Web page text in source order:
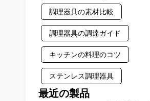
調理器具の素材比較
調理器具の調達ガイド
キッチンの料理のコツ
ステンレス調理器具
最近の製品